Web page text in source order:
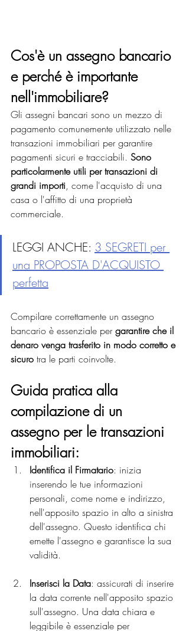
Cos'è un assegno bancario
e perché è importante
nell'immobiliare?
Gli assegni bancari sono un mezzo di
pagamento comunemente utilizzato nelle
transazioni immobiliari per garantire
pagamenti sicuri e tracciabili. Sono
particolarmente utili per transazioni di
grandi importi, come l'acquisto di una
casa o l'affitto di una proprietà
commerciale.
LEGGI ANCHE: 3 SEGRETI per
una PROPOSTA D'ACQUISTO
perfetta
Compilare correttamente un assegno
bancario è essenziale per garantire che il
denaro venga trasferito in modo corretto e
sicuro tra le parti coinvolte.
Guida pratica alla
compilazione di un
assegno per le transazioni
immobiliari:
Identifica il Firmatario: inizia
inserendo le tue informazioni
personali, come nome e indirizzo,
nell'apposito spazio in alto a sinistra
dell'assegno. Questo identifica chi
emette l'assegno e garantisce la sua
validità.
Inserisci la Data: assicurati di inserire
la data corrente nell'apposito spazio
sull'assegno. Una data chiara e
leggibile è essenziale per